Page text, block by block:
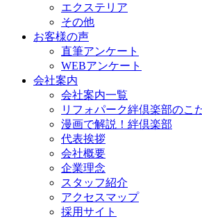
エクステリア
その他
お客様の声
直筆アンケート
WEBアンケート
会社案内
会社案内一覧
リフォパーク絆倶楽部のこ
漫画で解説！絆倶楽部
代表挨拶
会社概要
企業理念
スタッフ紹介
アクセスマップ
採用サイト